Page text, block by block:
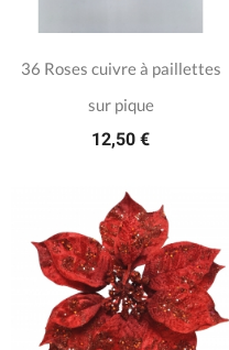
36 Roses cuivre à paillettes
sur pique
12,50 €